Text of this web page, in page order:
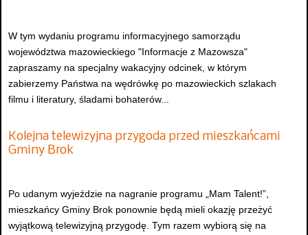
W tym wydaniu programu informacyjnego samorządu
województwa mazowieckiego "Informacje z Mazowsza"
zapraszamy na specjalny wakacyjny odcinek, w którym
zabierzemy Państwa na wędrówkę po mazowieckich szlakach
filmu i literatury, śladami bohaterów...
Kolejna telewizyjna przygoda przed mieszkańcami
Gminy Brok
Po udanym wyjeździe na nagranie programu „Mam Talent!”,
mieszkańcy Gminy Brok ponownie będą mieli okazję przeżyć
wyjątkową telewizyjną przygodę. Tym razem wybiorą się na